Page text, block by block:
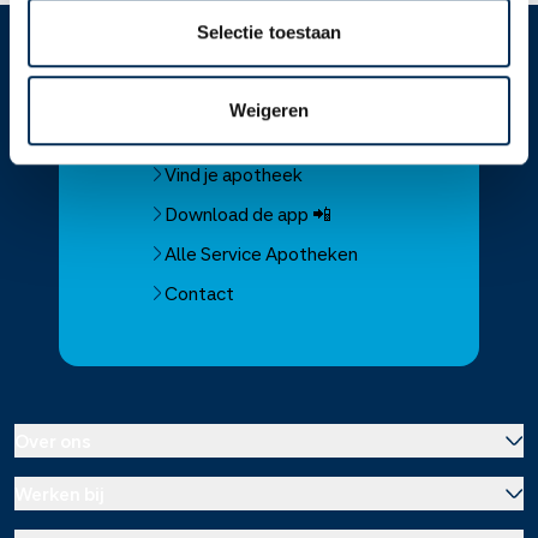
Selectie toestaan
Weigeren
ServiceApotheek
Vind je apotheek
Download de app 📲
Alle Service Apotheken
Contact